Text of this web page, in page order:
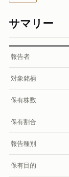
サマリー
報告者
対象銘柄
保有株数
保有割合
報告種別
保有目的